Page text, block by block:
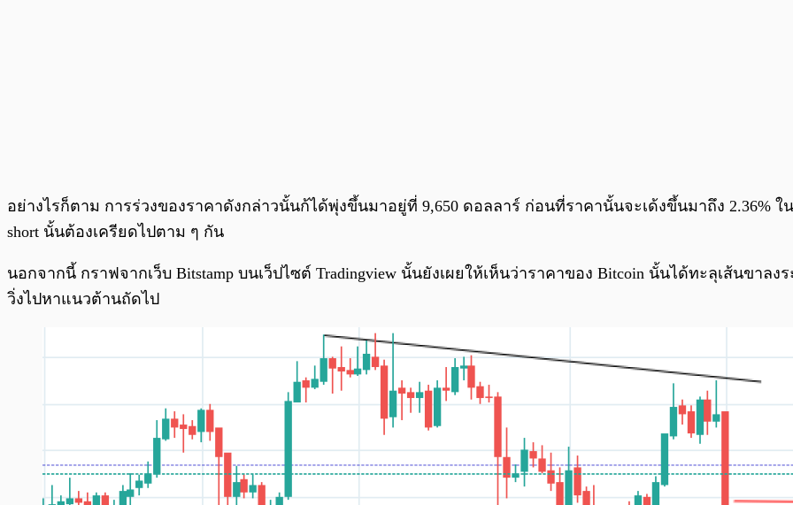
อย่างไรก็ตาม การร่วงของราคาดังกล่าวนั้นก้ได้พุ่งขึ้นมาอยู่ที่ 9,650 ดอลลาร์ ก่อนที่ราคานั้นจะเด้งขึ้นมาถึง 2.36%
short นั้นต้องเครียดไปตาม ๆ กัน
นอกจากนี้ กราฟจากเว็บ Bitstamp บนเว็ปไซต์ Tradingview นั้นยังเผยให้เห็นว่าราคาของ Bitcoin นั้นได้ทะลุเส้นขา
วิ่งไปหาแนวต้านถัดไป